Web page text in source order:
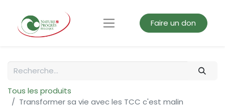
Faire un don
Tous les produits
Transformer sa vie avec les TCC c'est malin